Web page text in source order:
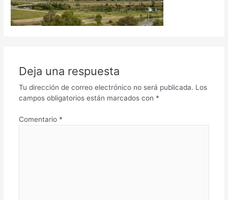
Deja una respuesta
Tu dirección de correo electrónico no será publicada. Los
campos obligatorios están marcados con *
Comentario *